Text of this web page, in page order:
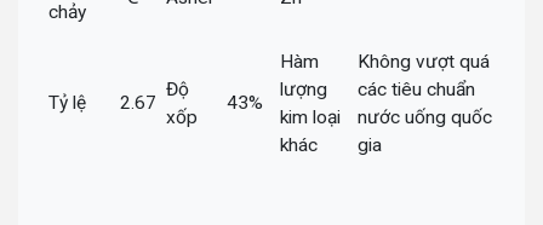
chảy
Tỷ lệ 2.67
Độ
xốp
43%
Hàm
lượng
kim loại
khác
Không vượt quá
các tiêu chuẩn
nước uống quốc
gia